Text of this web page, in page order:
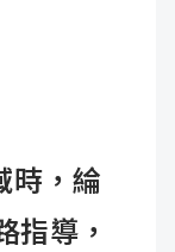
時，綸
指導，